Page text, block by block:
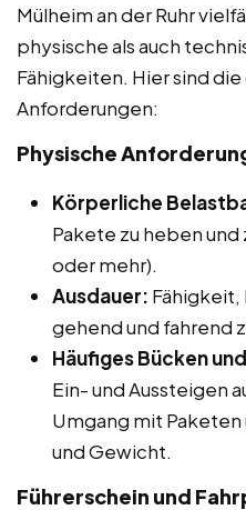
Mülheim an der Ruhr
physische als auch
Fähigkeiten. Hier sind
Anforderungen:
Physische
Körperliche
Pakete zu heben
oder mehr).
Ausdauer: Fähigkeit,
gehend und fahrend
Häufiges Bücken
Ein- und Aussteigen
Umgang mit
und Gewicht.
Führerschein und